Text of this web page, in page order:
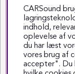
Instagram
Youtube
TikTok
CARSound
indhold,
oplevelse af
du har læst
vores brug af
accepter". Du